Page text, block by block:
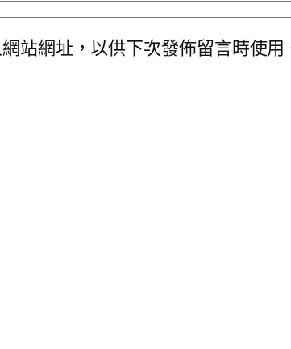
站網址，以供下次發佈留言時使用